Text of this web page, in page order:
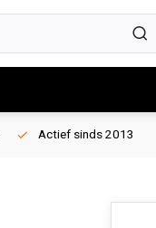
Actief sinds 2013